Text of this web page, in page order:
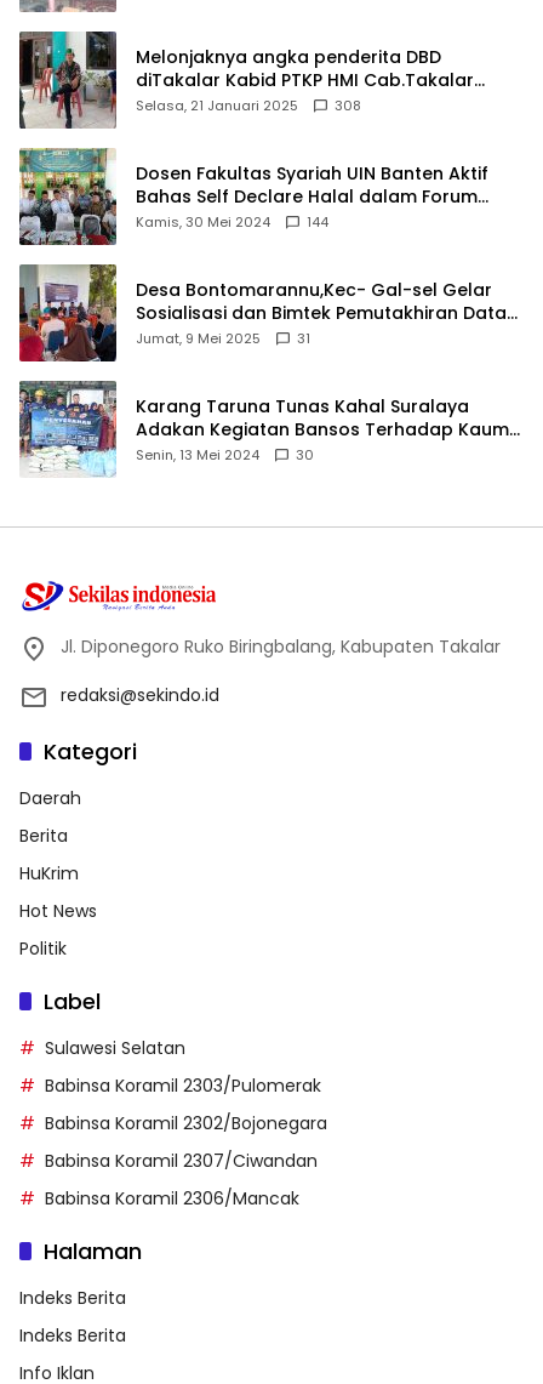
Melonjaknya angka penderita DBD
diTakalar Kabid PTKP HMI Cab.Takalar
angkat bicara
Selasa, 21 Januari 2025 308
Dosen Fakultas Syariah UIN Banten Aktif
Bahas Self Declare Halal dalam Forum
Ijtima Ulama MUI
Kamis, 30 Mei 2024 144
Desa Bontomarannu,Kec- Gal-sel Gelar
Sosialisasi dan Bimtek Pemutakhiran Data
ID
Jumat, 9 Mei 2025 31
Karang Taruna Tunas Kahal Suralaya
Adakan Kegiatan Bansos Terhadap Kaum
Dhuafa dan Anak Yatim-Piatu
Senin, 13 Mei 2024 30
Jl. Diponegoro Ruko Biringbalang, Kabupaten Takalar
redaksi@sekindo.id
Kategori
Daerah
Berita
HuKrim
Hot News
Politik
Label
Sulawesi Selatan
Babinsa Koramil 2303/Pulomerak
Babinsa Koramil 2302/Bojonegara
Babinsa Koramil 2307/Ciwandan
Babinsa Koramil 2306/Mancak
Halaman
Indeks Berita
Indeks Berita
Info Iklan